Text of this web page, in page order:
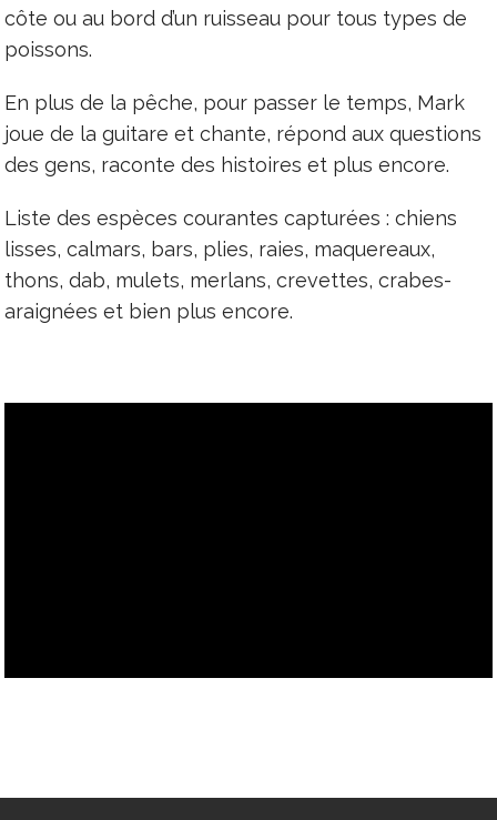
côte ou au bord d’un ruisseau pour tous types de
poissons.
En plus de la pêche, pour passer le temps, Mark
joue de la guitare et chante, répond aux questions
des gens, raconte des histoires et plus encore.
Liste des espèces courantes capturées : chiens
lisses, calmars, bars, plies, raies, maquereaux,
thons, dab, mulets, merlans, crevettes, crabes-
araignées et bien plus encore.